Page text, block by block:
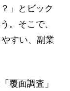
」とビック
。そこで、
すい、副業
覆面調査」